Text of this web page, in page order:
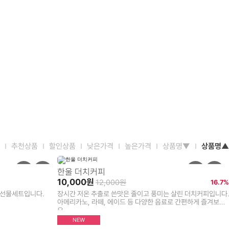
추천상품 할인상품 낮은가격 높은가격 상품명▼ 상품명▲
물세트입니다.
한울 더치커피
10,000원 12,000원 16.7%
장시간 저온 추출로 쓴맛은 줄이고 풍미는 살린 더치커피입니다.
아메리카노, 라떼, 에이드 등 다양한 음료로 간편하게 즐겨보세
요.
NEW